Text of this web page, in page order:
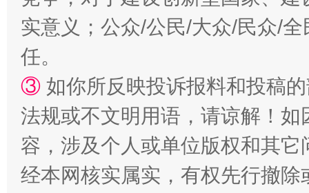
实意义；公众/公民/大众/民众/
任。
③ 如你所反映投诉报料和投稿
法规或不文明用语，请谅解！
容，涉及个人或单位版权和其它
经本网核实属实，有权先行撤